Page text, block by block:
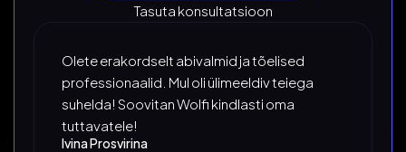
Tasuta konsultatsioon
Olete erakordselt abivalmid ja tõelised
professionaalid. Mul oli ülimeeldiv teiega
suhelda! Soovitan Wolfi kindlasti oma
tuttavatele!
Ivina Prosvirina